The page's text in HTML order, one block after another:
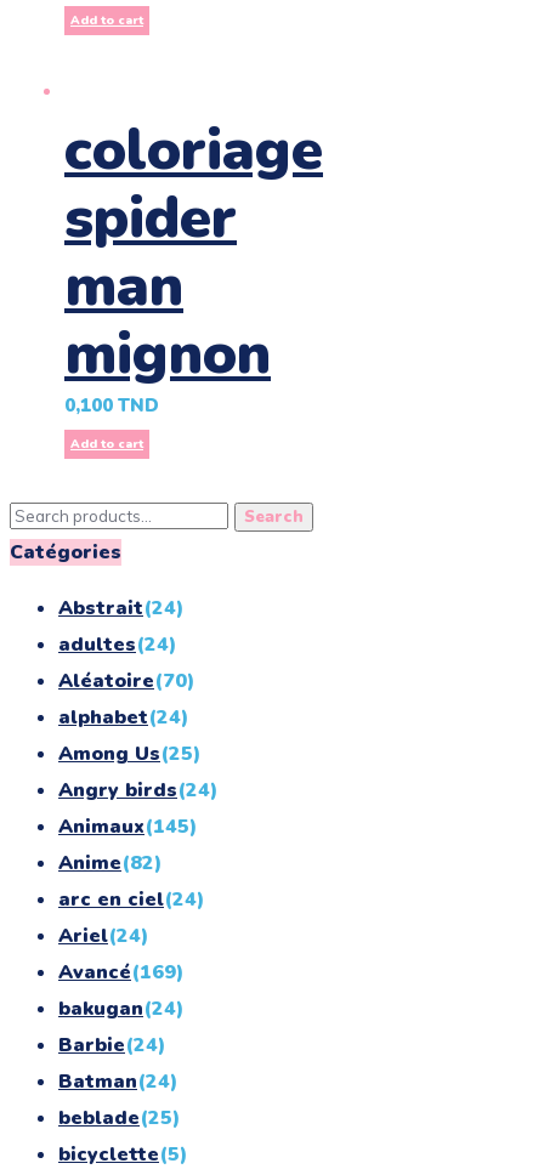
Add to cart
coloriage
spider
man
mignon
0,100 TND
Add to cart
Search
for:
Search
Catégories
Abstrait(24)
adultes(24)
Aléatoire(70)
alphabet(24)
Among Us(25)
Angry birds(24)
Animaux(145)
Anime(82)
arc en ciel(24)
Ariel(24)
Avancé(169)
bakugan(24)
Barbie(24)
Batman(24)
beblade(25)
bicyclette(5)